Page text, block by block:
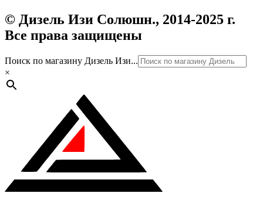
© Дизель Изи Солюшн., 2014-2025 г.
Все права защищены
Поиск по магазину Дизель Изи...
×